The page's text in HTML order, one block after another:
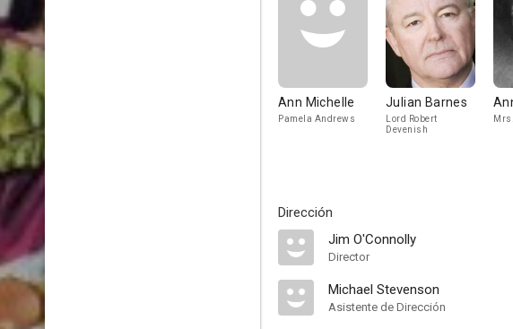
Ann Michelle
Pamela Andrews
Julian Barnes
Lord Robert
Devenish
Dirección
Jim O'Connolly
Director
Michael Stevenson
Asistente de Dirección